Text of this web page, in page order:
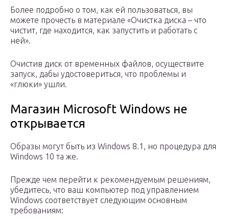
Более подробно о том, как ей пользоваться, вы
можете прочесть в материале «Очистка диска – что
чистит, где находится, как запустить и работать с
ней».
Очистив диск от временных файлов, осуществите
запуск, дабы удостовериться, что проблемы и
«глюки» ушли.
Магазин Microsoft Windows не
открывается
Образы могут быть из Windows 8.1, но процедура для
Windows 10 та же.
Прежде чем перейти к рекомендуемым решениям,
убедитесь, что ваш компьютер под управлением
Windows соответствует следующим основным
требованиям: